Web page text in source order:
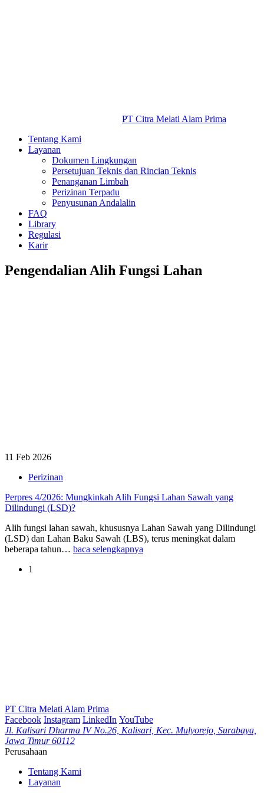
PT Citra Melati Alam Prima
Tentang Kami
Layanan
Dokumen Lingkungan
Persetujuan Teknis dan Rincian Teknis
Penanganan Limbah
Perizinan Terpadu
Penyusunan Andalalin
FAQ
Library
Regulasi
Karir
Pengendalian Alih Fungsi Lahan
11 Feb 2026
Perizinan
Perpres 4/2026: Mungkinkah Alih Fungsi Lahan Sawah yang
Dilindungi (LSD)?
Alih fungsi lahan sawah, khususnya Lahan Sawah yang Dilindungi
(LSD) dan Lahan Baku Sawah (LBS), terus meningkat dalam
beberapa tahun… baca selengkapnya
1
PT Citra Melati Alam Prima
Facebook Instagram LinkedIn YouTube
Jl. Kalisari Dharma IV No.26, Kalisari, Kec. Mulyorejo, Surabaya,
Jawa Timur 60112
Perusahaan
Tentang Kami
Layanan